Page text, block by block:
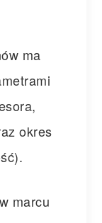
ma
okres
marcu